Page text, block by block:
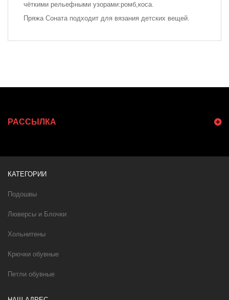
чёткими рельефными узорами:ромб,коса.
Пряжа Соната подходит для вязания детских вещей.
РАССЫЛКА
КАТЕГОРИИ
Подошвы
Люверсы и Блочки
Хольнитены
Крючки обувные
Петли обувные